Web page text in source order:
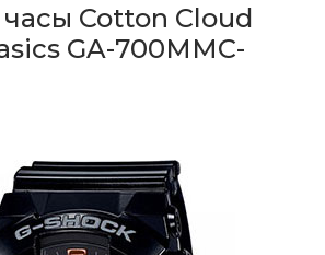
Cotton Cloud
GA-700MMC-